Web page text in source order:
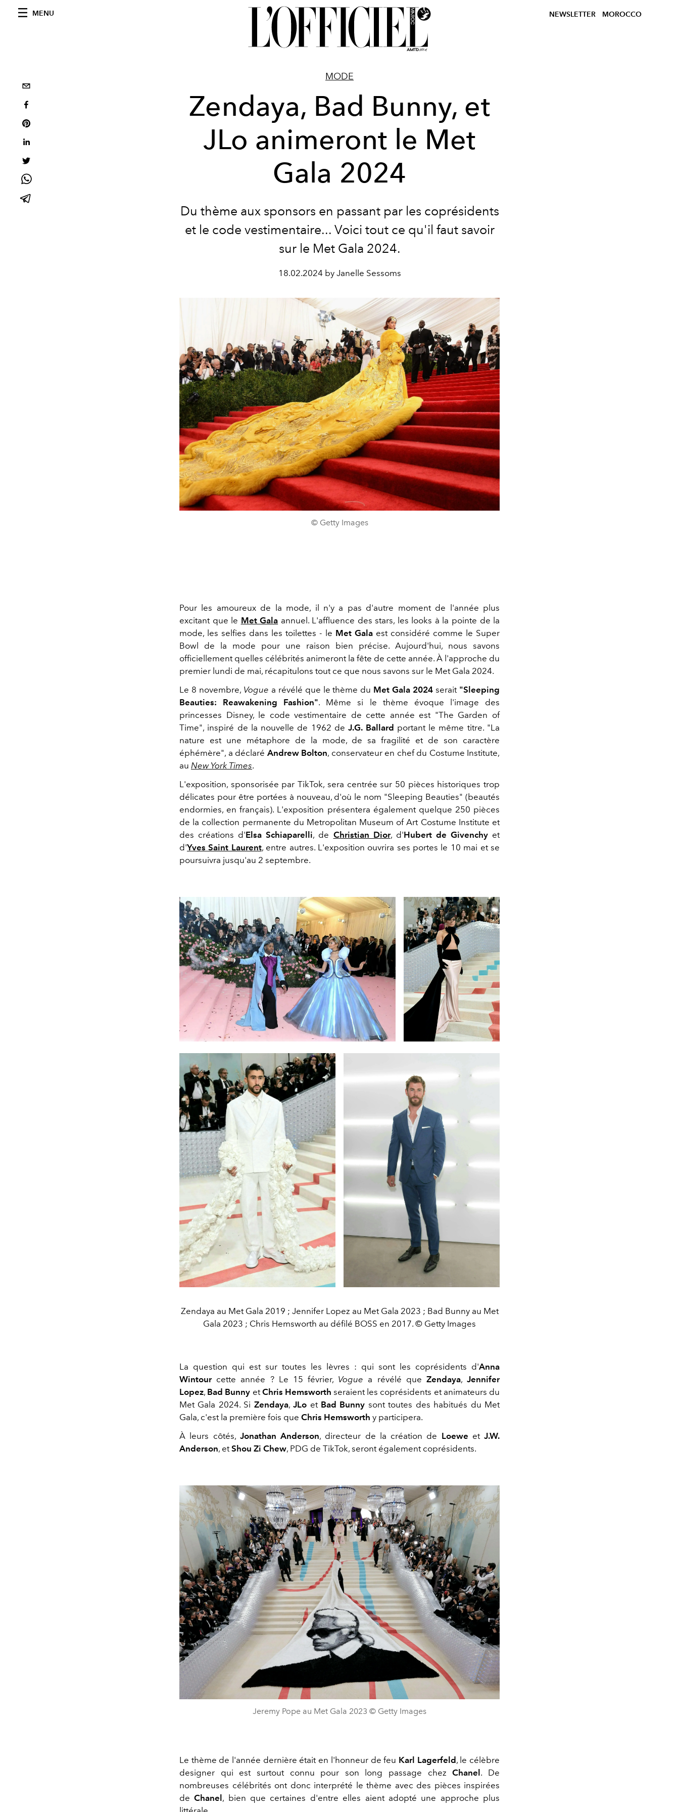
MENU NEWSLETTER MOROCCO
MODE
Zendaya, Bad Bunny, et
JLo animeront le Met
Gala 2024
Du thème aux sponsors en passant par les coprésidents
et le code vestimentaire... Voici tout ce qu'il faut savoir
sur le Met Gala 2024.
18.02.2024 by Janelle Sessoms
© Getty Images
Pour les amoureux de la mode, il n'y a pas d'autre moment de l'année plus
excitant que le Met Gala annuel. L'affluence des stars, les looks à la pointe de la
mode, les selfies dans les toilettes - le Met Gala est considéré comme le Super
Bowl de la mode pour une raison bien précise. Aujourd'hui, nous savons
officiellement quelles célébrités animeront la fête de cette année. À l'approche du
premier lundi de mai, récapitulons tout ce que nous savons sur le Met Gala 2024.
Le 8 novembre, Vogue a révélé que le thème du Met Gala 2024 serait "Sleeping
Beauties: Reawakening Fashion". Même si le thème évoque l'image des
princesses Disney, le code vestimentaire de cette année est "The Garden of
Time", inspiré de la nouvelle de 1962 de J.G. Ballard portant le même titre. "La
nature est une métaphore de la mode, de sa fragilité et de son caractère
éphémère", a déclaré Andrew Bolton, conservateur en chef du Costume Institute,
au New York Times.
L'exposition, sponsorisée par TikTok, sera centrée sur 50 pièces historiques trop
délicates pour être portées à nouveau, d'où le nom "Sleeping Beauties" (beautés
endormies, en français). L'exposition présentera également quelque 250 pièces
de la collection permanente du Metropolitan Museum of Art Costume Institute et
des créations d'Elsa Schiaparelli, de Christian Dior, d'Hubert de Givenchy et
d'Yves Saint Laurent, entre autres. L'exposition ouvrira ses portes le 10 mai et se
poursuivra jusqu'au 2 septembre.
Zendaya au Met Gala 2019 ; Jennifer Lopez au Met Gala 2023 ; Bad Bunny au Met
Gala 2023 ; Chris Hemsworth au défilé BOSS en 2017. © Getty Images
La question qui est sur toutes les lèvres : qui sont les coprésidents d'Anna
Wintour cette année ? Le 15 février, Vogue a révélé que Zendaya, Jennifer
Lopez, Bad Bunny et Chris Hemsworth seraient les coprésidents et animateurs du
Met Gala 2024. Si Zendaya, JLo et Bad Bunny sont toutes des habitués du Met
Gala, c'est la première fois que Chris Hemsworth y participera.
À leurs côtés, Jonathan Anderson, directeur de la création de Loewe et J.W.
Anderson, et Shou Zi Chew, PDG de TikTok, seront également coprésidents.
Jeremy Pope au Met Gala 2023 © Getty Images
Le thème de l'année dernière était en l'honneur de feu Karl Lagerfeld, le célèbre
designer qui est surtout connu pour son long passage chez
Chanel. De
nombreuses célébrités ont donc interprété le thème avec des pièces inspirées
de Chanel, bien que certaines d'entre elles aient adopté une approche plus